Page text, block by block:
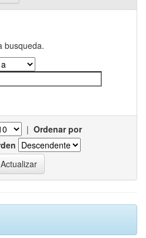
busqueda.
| Ordenar por